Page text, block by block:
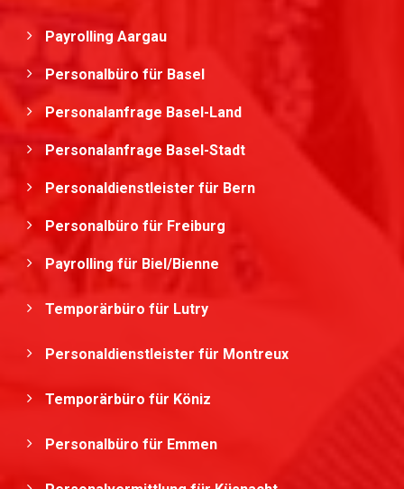
Payrolling Aargau
Personalbüro für Basel
Personalanfrage Basel-Land
Personalanfrage Basel-Stadt
Personaldienstleister für Bern
Personalbüro für Freiburg
Payrolling für Biel/Bienne
Temporärbüro für Lutry
Personaldienstleister für Montreux
Temporärbüro für Köniz
Personalbüro für Emmen